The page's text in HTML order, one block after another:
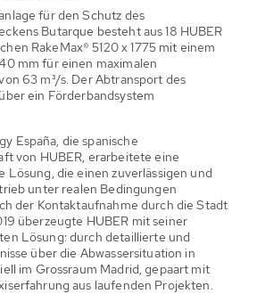
für den Schutz des
Butarque besteht aus 18 HUBER
RakeMax® 5120 x 1775 mit einem
mm für einen maximalen
63 m³/s. Der Abtransport des
ein Förderbandsystem
España, die spanische
von HUBER, erarbeitete eine
Lösung, die einen zuverlässigen und
unter realen Bedingungen
der Kontaktaufnahme durch die Stadt
überzeugte HUBER mit seiner
Lösung: durch detaillierte und
über die Abwassersituation in
im Grossraum Madrid, gepaart mit
aus laufenden Projekten.